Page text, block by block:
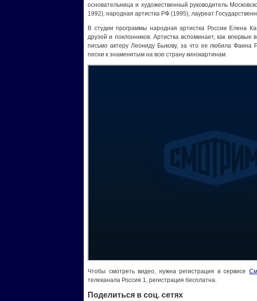
основательница и художественный руководитель
1992); народная артистка РФ (1995), лауреат
В студии программы народная артистка России Елена
друзей и поклонников. Артистка вспоминает, как
письмо актеру Леониду Быкову, за что ее любила Фаина
песни к знаменитым на всю страну кинокартинам.
Чтобы смотреть видео, нужна регистрация в сервисе
телеканала Россия 1, регистрация бесплатна.
Поделиться в соц. сетях